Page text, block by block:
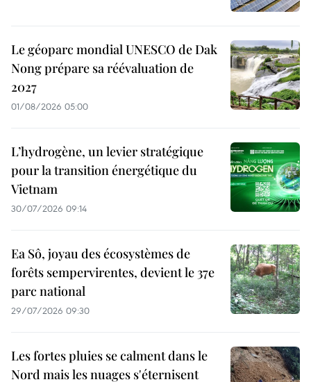
Le géoparc mondial UNESCO de Dak
Nong prépare sa réévaluation de
2027
01/08/2026 05:00
L’hydrogène, un levier stratégique
pour la transition énergétique du
Vietnam
30/07/2026 09:14
Ea Sô, joyau des écosystèmes de
forêts sempervirentes, devient le 37e
parc national
29/07/2026 09:30
Les fortes pluies se calment dans le
Nord mais les nuages s'éternisent